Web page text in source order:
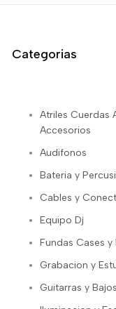
Categorias
Atriles Cuerdas
Accesorios
Audifonos
Bateria y
Cables y
Equipo Dj
Fundas Cases y
Grabacion y
Guitarras y Bajos